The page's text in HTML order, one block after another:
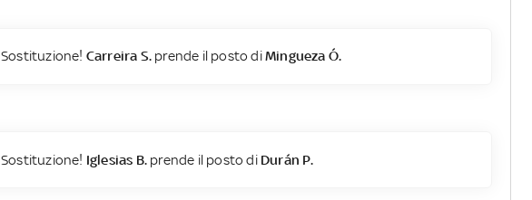
Sostituzione! Carreira S. prende il posto diMingueza Ó.
Sostituzione! Iglesias B. prende il posto di Durán P.